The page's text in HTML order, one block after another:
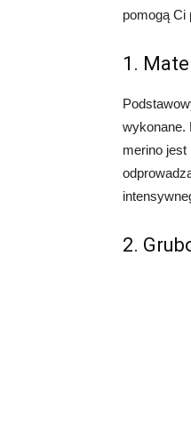
pomogą Ci
1.
wykonane.
merino jest
2.